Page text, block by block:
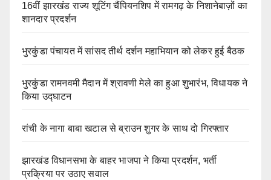
16वीं झारखंड राज्य शूटिंग चैंपियनशिप में रामगढ़ के निशानेबाज़ों का
शानदार प्रदर्शन
भुरकुंडा पंचायत में सांसद तीर्थ दर्शन महाभियान को लेकर हुई बैठक
भुरकुंडा रामनवमी मैदान में श्रावणी मेले का हुआ शुभारंभ, विधायक ने
किया उद्घाटन
रांची के नागा बाबा खटाल से ब्राउन शुगर के साथ दो गिरफ्तार
झारखंड विधानसभा के बाहर भाजपा ने किया प्रदर्शन, भर्ती
प्रक्रिया पर उठाए सवाल